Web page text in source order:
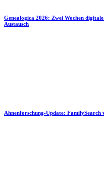
Genealogica 2026: Zwei Wochen
Austausch
Ahnenforschung-Update: